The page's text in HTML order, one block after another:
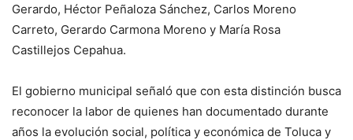
Gerardo, Héctor Peñaloza Sánchez, Carlos Moreno
Carreto, Gerardo Carmona Moreno y María Rosa
Castillejos Cepahua.
El gobierno municipal señaló que con esta distinción busca
reconocer la labor de quienes han documentado durante
años la evolución social, política y económica de Toluca y